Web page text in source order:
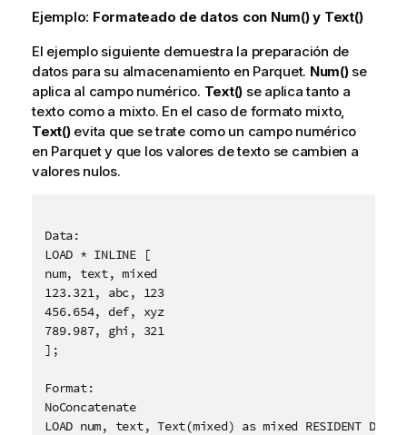
Ejemplo: Formateado de datos con Num()y Text()
El ejemplo siguiente demuestra la preparación de
datos para su almacenamiento en Parquet. Num()se
aplica al campo numérico. Text() se aplica tanto a
texto como a mixto. En el caso de formato mixto,
Text()evita que se trate como un campo numérico
en Parquet y que los valores de texto se cambien a
valores nulos.
Data:
LOAD * INLINE [
num, text, mixed
123.321, abc, 123
456.654, def, xyz
789.987, ghi, 321
];
Format:
NoConcatenate